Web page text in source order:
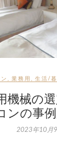
業務用 生活/暮
機械の
ンの事
2023年10月